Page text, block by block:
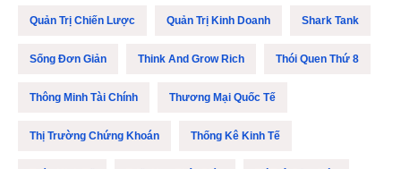
Quản Trị Chiến Lược Quản Trị Kinh Doanh Shark Tank
Sống Đơn Giản Think And Grow Rich Thói Quen Thứ 8
Thông Minh Tài Chính Thương Mại Quốc Tế
Thị Trường Chứng Khoán Thống Kê Kinh Tế